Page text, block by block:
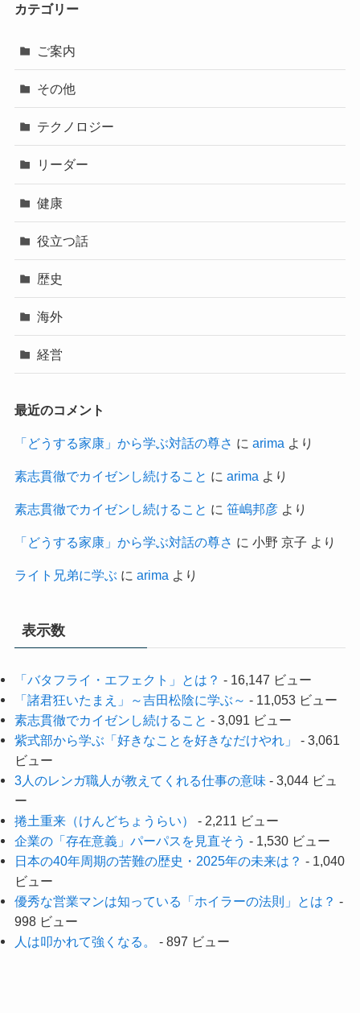
カテゴリー
ご案内
その他
テクノロジー
リーダー
健康
役立つ話
歴史
海外
経営
最近のコメント
「どうする家康」から学ぶ対話の尊さ に arima より
素志貫徹でカイゼンし続けること に arima より
素志貫徹でカイゼンし続けること に 笹嶋邦彦より
「どうする家康」から学ぶ対話の尊さ に 小野 京子 より
ライト兄弟に学ぶ に arima より
表示数
「バタフライ・エフェクト」とは？ - 16,147 ビュー
「諸君狂いたまえ」～吉田松陰に学ぶ～ - 11,053 ビュー
素志貫徹でカイゼンし続けること - 3,091 ビュー
紫式部から学ぶ「好きなことを好きなだけやれ」
- 3,061
ビュー
3人のレンガ職人が教えてくれる仕事の意味 - 3,044 ビュ
ー
捲土重来（けんどちょうらい）
- 2,211 ビュー
企業の「存在意義」パーパスを見直そう - 1,530 ビュー
日本の40年周期の苦難の歴史・2025年の未来は？ - 1,040
ビュー
優秀な営業マンは知っている「ホイラーの法則」とは？ -
998 ビュー
人は叩かれて強くなる。
- 897 ビュー